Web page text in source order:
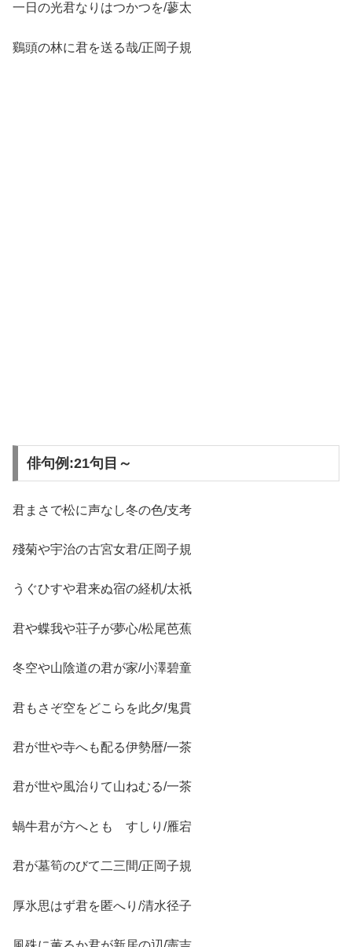
一日の光君なりはつかつを/蓼太
鷄頭の林に君を送る哉/正岡子規
俳句例:21句目～
君まさで松に声なし冬の色/支考
殘菊や宇治の古宮女君/正岡子規
うぐひすや君来ぬ宿の経机/太祇
君や蝶我や荘子が夢心/松尾芭蕉
冬空や山陰道の君が家/小澤碧童
君もさぞ空をどこらを此夕/鬼貫
君が世や寺へも配る伊勢暦/一茶
君が世や風治りて山ねむる/一茶
蝸牛君が方へともゝすしり/雁宕
君が墓筍のびて二三間/正岡子規
厚氷思はず君を匿へり/清水径子